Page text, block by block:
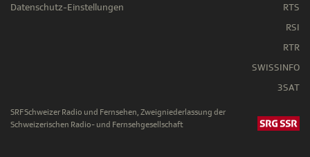
Datenschutz-Einstellungen
RTS
RSI
RTR
SWISSINFO
3SAT
SRF Schweizer Radio und Fernsehen, Zweigniederlassung der
Schweizerischen Radio- und Fernsehgesellschaft